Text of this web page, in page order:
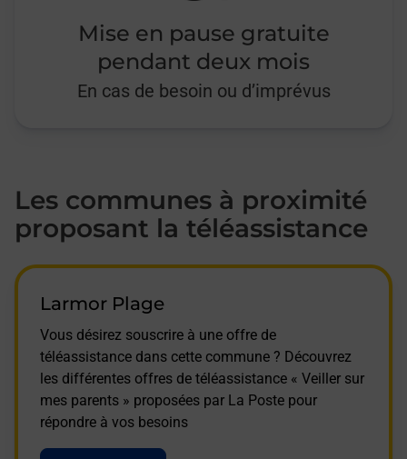
Mise en pause gratuite
pendant deux mois
En cas de besoin ou d’imprévus
Les communes à proximité
proposant la téléassistance
Larmor Plage
Vous désirez souscrire à une offre de
téléassistance dans cette commune ? Découvrez
les différentes offres de téléassistance « Veiller sur
mes parents » proposées par La Poste pour
répondre à vos besoins